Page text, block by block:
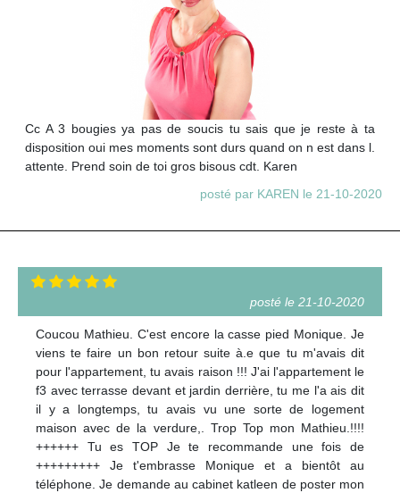
Cc A 3 bougies ya pas de soucis tu sais que je reste à ta
disposition oui mes moments sont durs quand on n est dans l.
attente. Prend soin de toi gros bisous cdt. Karen
posté par KAREN le 21-10-2020
posté le 21-10-2020
Coucou Mathieu. C'est encore la casse pied Monique. Je
viens te faire un bon retour suite à.e que tu m'avais dit
pour l'appartement, tu avais raison !!! J'ai l'appartement le
f3 avec terrasse devant et jardin derrière, tu me l'a ais dit
il y a longtemps, tu avais vu une sorte de logement
maison avec de la verdure,. Trop Top mon Mathieu.!!!!
++++++ Tu es TOP Je te recommande une fois de
+++++++++ Je t'embrasse Monique et a bientôt au
téléphone. Je demande au cabinet katleen de poster mon